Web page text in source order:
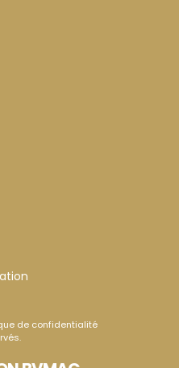
de confidentialité